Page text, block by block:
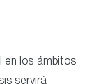
en los ámbitos
servirá